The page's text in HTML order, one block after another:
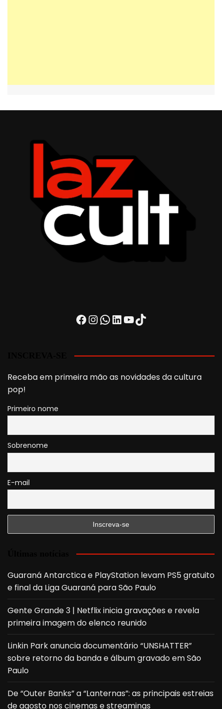
Facebook
Instagram
WhatsApp
LinkedIn
Youtube
TikTok
Receba em primeira mão as novidades da cultura
pop!
Primeiro nome
Sobrenome
E-mail
Guaraná Antarctica e PlayStation levam PS5 gratuito
e final da Liga Guaraná para São Paulo
Gente Grande 3 | Netflix inicia gravações e revela
primeira imagem do elenco reunido
Linkin Park anuncia documentário “UNSHATTER”
sobre retorno da banda e álbum gravado em São
Paulo
De “Outer Banks” a “Lanternas”: as principais estreias
de agosto nos cinemas e streamings